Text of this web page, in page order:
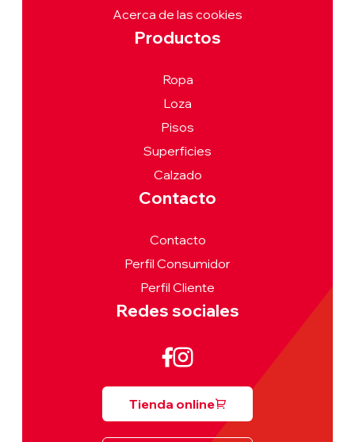
Acerca de las cookies
Productos
Ropa
Loza
Pisos
Superficies
Calzado
Contacto
Contacto
Perfil Consumidor
Perfil Cliente
Redes sociales
Tienda online